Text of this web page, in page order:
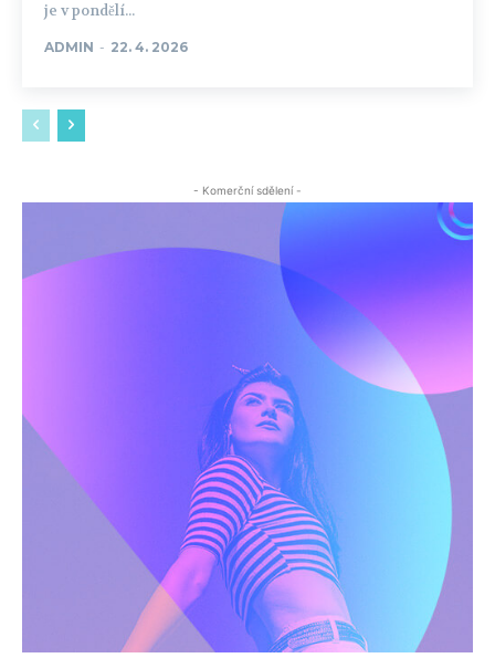
je v pondělí...
ADMIN - 22. 4. 2026
- Komerční sdělení -